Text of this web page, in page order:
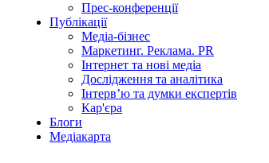
Прес-конференції
Публікації
Медіа-бізнес
Маркетинг. Реклама. PR
Інтернет та нові медіа
Дослідження та аналітика
Інтерв’ю та думки експертів
Кар'єра
Блоги
Медіакарта